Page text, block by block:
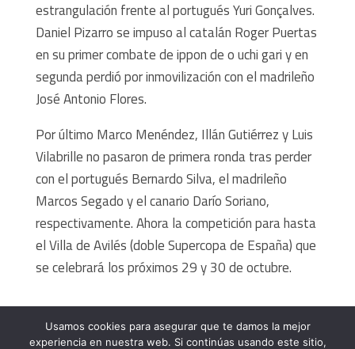
estrangulación frente al portugués Yuri Gonçalves.
Daniel Pizarro se impuso al catalán Roger Puertas
en su primer combate de ippon de o uchi gari y en
segunda perdió por inmovilización con el madrileño
José Antonio Flores.
Por último Marco Menéndez, Illán Gutiérrez y Luis
Vilabrille no pasaron de primera ronda tras perder
con el portugués Bernardo Silva, el madrileño
Marcos Segado y el canario Darío Soriano,
respectivamente. Ahora la competición para hasta
el Villa de Avilés (doble Supercopa de España) que
se celebrará los próximos 29 y 30 de octubre.
Usamos cookies para asegurar que te damos la mejor
experiencia en nuestra web. Si continúas usando este sitio,